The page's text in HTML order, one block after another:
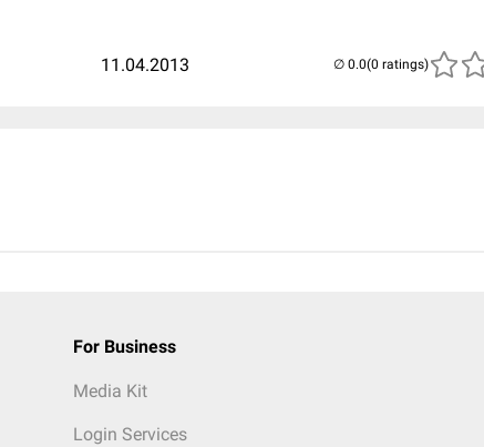
11.04.2013 (0 ratings)
For Business
Media Kit
Login Services